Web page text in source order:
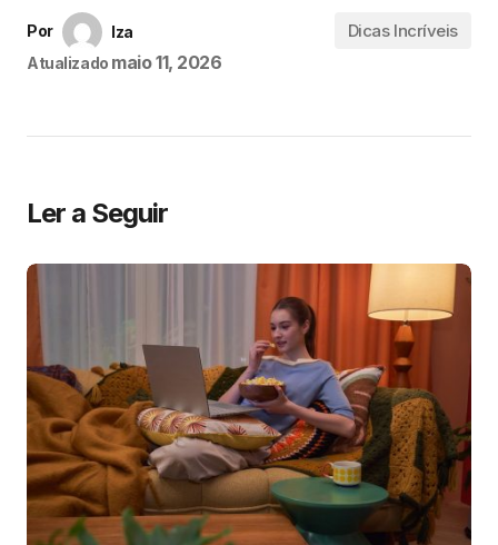
Por
Iza
Atualizado maio 11, 2026
Dicas Incríveis
Ler a Seguir